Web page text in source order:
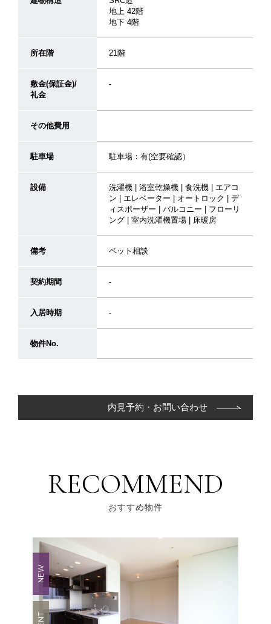
地上 42階
地下 4階
所在階 21階
敷金(保証金)/
礼金
-
その他費用
駐車場 駐車場：有(空要確認）
設備
洗濯機 | 浴室乾燥機 | 食洗機 | エアコ
ン | エレベーター | オートロック | デ
ィスポーザー | バルコニー | フローリ
ング | 室内洗濯機置場 | 床暖房
備考 ペット相談
契約期間 -
入居時期 -
物件No.
内見予約・お問い合わせ
RECOMMEND
おすすめ物件
NEW